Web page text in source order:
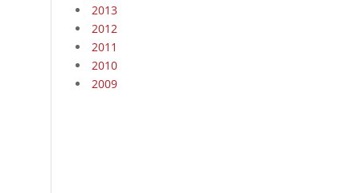
2013
2012
2011
2010
2009